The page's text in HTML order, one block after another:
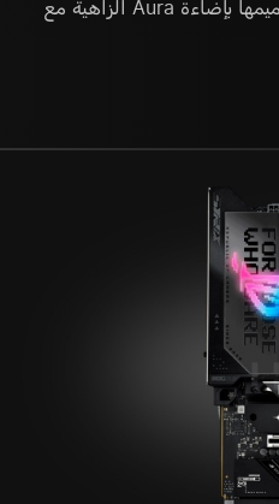
change thermal pad)، وتقنية MaxContact. ويبرز تصميمها بإضاءة Aura الزاهية مع